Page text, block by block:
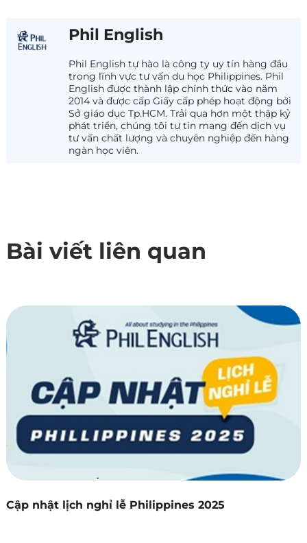
Phil English
Phil English tự hào là công ty uy tín hàng đầu
trong lĩnh vực tư vấn du học Philippines. Phil
English được thành lập chính thức vào năm
2014 và được cấp Giấy cấp phép hoạt động bởi
Sở giáo dục Tp.HCM. Trải qua hơn một thập kỷ
phát triển, chúng tôi tự tin mang đến dịch vụ
tư vấn chất lượng và chuyên nghiệp đến hàng
ngàn học viên.
Bài viết liên quan
Cập nhật lịch nghỉ lễ Philippines 2025